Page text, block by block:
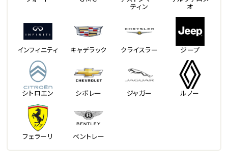
ティン オ
インフィニティ キャデラック クライスラー ジープ
シトロエン シボレー ジャガー ルノー
フェラーリ ベントレー